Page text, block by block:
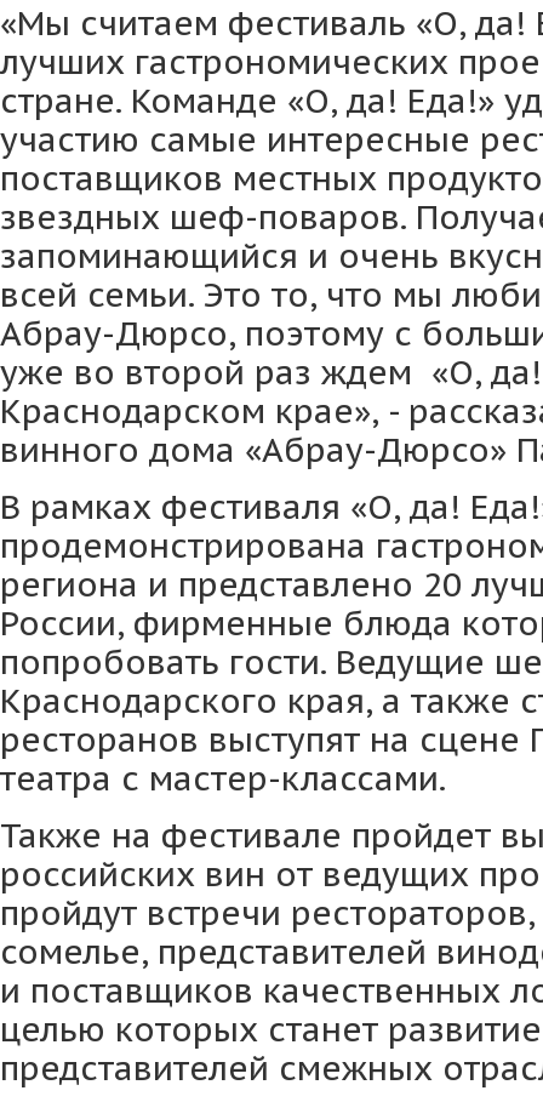
«Мы считаем фестиваль «О, да!
лучших гастрономических
стране. Команде «О, да! Еда!»
участию самые интересные
поставщиков местных
звездных шеф-поваров.
запоминающийся и очень
всей семьи. Это то, что мы
Абрау-Дюрсо, поэтому с
уже во второй раз ждем «О, да!
Краснодарском крае», -
винного дома «Абрау-Дюрсо»
В рамках фестиваля «О, да!
продемонстрирована
региона и представлено 20
России, фирменные блюда
попробовать гости. Ведущие
Краснодарского края, а также
ресторанов выступят на сцене
театра с мастер-классами.
Также на фестивале пройдет
российских вин от ведущих
пройдут встречи
сомелье, представителей
и поставщиков качественных
целью которых станет
представителей смежных